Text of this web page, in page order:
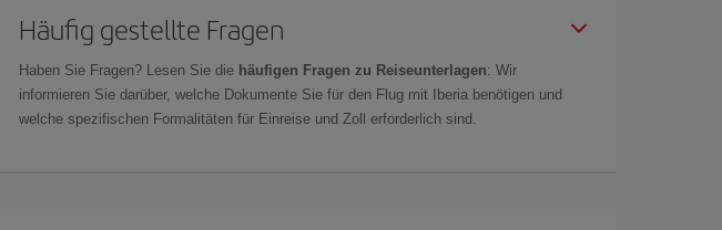
Häufig gestellte Fragen
Haben Sie Fragen? Lesen Sie die häufigen Fragen zu Reiseunterlagen: Wir
informieren Sie darüber, welche Dokumente Sie für den Flug mit Iberia benötigen und
welche spezifischen Formalitäten für Einreise und Zoll erforderlich sind.